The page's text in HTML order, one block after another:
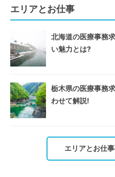
エリアとお仕事
北海道の医療事務
い魅力とは?
栃木県の医療事務
わせて解説!
エリアとお仕